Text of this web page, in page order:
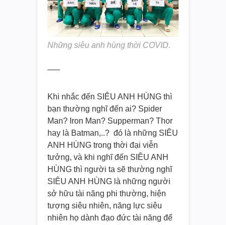
Những siêu anh hùng thời COVID.
—–
Khi nhắc đến SIÊU ANH HÙNG thì
bạn thường nghĩ đến ai? Spider
Man? Iron Man? Supperman? Thor
hay là Batman,..? đó là những SIÊU
ANH HÙNG trong thời đại viễn
tưởng, và khi nghĩ đến SIÊU ANH
HÙNG thì người ta sẽ thường nghĩ
SIÊU ANH HÙNG là những người
sở hữu tài năng phi thường, hiện
tượng siêu nhiên, năng lực siêu
nhiên họ dành đạo đức tài năng để